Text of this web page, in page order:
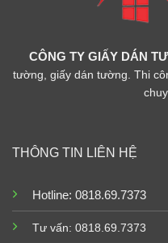
CÔNG TY GIẤY DÁN
tường, giấy dán tường. Thi
THÔNG TIN LIÊN HỆ
Hotline: 0818.69.7373
Tư vấn: 0818.69.7373